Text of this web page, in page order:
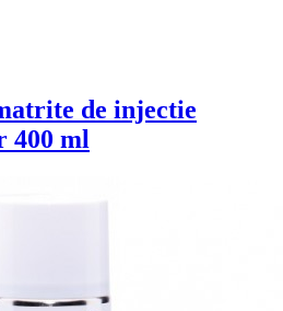
de injectie
400 ml